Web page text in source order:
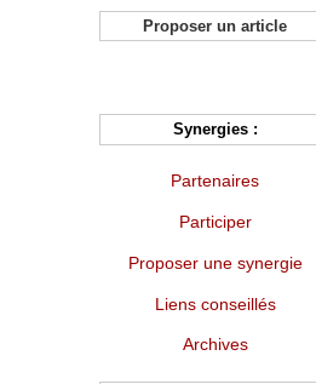
Proposer un article
Synergies :
Partenaires
Participer
Proposer une synergie
Liens conseillés
Archives